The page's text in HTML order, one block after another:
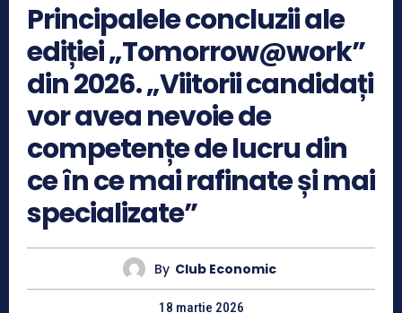
Principalele concluzii ale
ediției „Tomorrow@work”
din 2026. „Viitorii candidați
vor avea nevoie de
competențe de lucru din
ce în ce mai rafinate și mai
specializate”
By Club Economic
18 martie 2026